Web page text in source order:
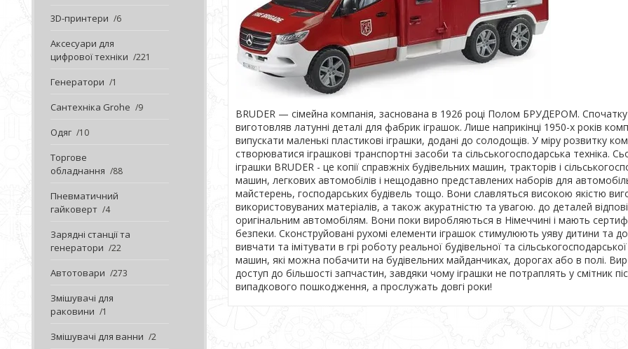
3D-принтери 6
Аксесуари для
цифрової техніки
221
Генератори 1
Сантехніка Grohe 9
Одяг 10
Торгове
обладнання
88
Пневматичний
гайковерт
4
Зарядні станції та
генератори
22
Автотовари 273
Змішувачі для
раковини
1
Змішувачі для ванни 2
BRUDER — сімейна компанія, заснована в 1926 році Полом БРУДЕРОМ. Спочатку
виготовляв латунні деталі для фабрик іграшок. Лише наприкінці 1950-х років
випускати маленькі пластикові іграшки, додані до солодощів. У міру розвитку
створюватися іграшкові транспортні засоби та сільськогосподарська техніка.
іграшки BRUDER - це копії справжніх будівельних машин, тракторів і
машин, легкових автомобілів і нещодавно представлених наборів для
майстерень, господарських будівель тощо. Вони славляться високою якістю
використовуваних матеріалів, а також акуратністю та увагою. до деталей
оригінальним автомобілям. Вони поки виробляються в Німеччині і мають
безпеки. Сконструйовані рухомі елементи іграшок стимулюють уяву дитини та
вивчати та імітувати в грі роботу реальної будівельної та
машин, які можна побачити на будівельних майданчиках, дорогах або в полі.
доступ до більшості запчастин, завдяки чому іграшки не потраплять у смітник
випадкового пошкодження, а прослужать довгі роки!